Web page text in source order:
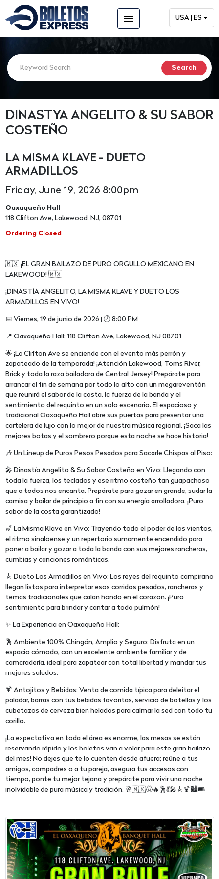
menu USA | ES
DINASTYA ANGELITO & SU SABOR
COSTEÑO
LA MISMA KLAVE - DUETO
ARMADILLOS
Friday, June 19, 2026 8:00pm
Oaxaqueño Hall
118 Clifton Ave, Lakewood, NJ, 08701
Ordering Closed
🇲🇽 ¡EL GRAN BAILAZO DE PURO ORGULLO MEXICANO EN
LAKEWOOD! 🇲🇽
¡DINASTÍA ANGELITO, LA MISMA KLAVE Y DUETO LOS
ARMADILLOS EN VIVO!
📅 Viernes, 19 de junio de 2026 | 🕗 8:00 PM
📍 Oaxaqueño Hall: 118 Clifton Ave, Lakewood, NJ 08701
🌟 ¡La Clifton Ave se enciende con el evento más perrón y
zapateado de la temporada! ¡Atención Lakewood, Toms River,
Brick y toda la raza bailadora de Central Jersey! Prepárate para
arrancar el fin de semana por todo lo alto con un megareventón
que reunirá el sabor de la costa, la fuerza de la banda y el
sentimiento del requinto en un solo escenario. El espacioso y
tradicional Oaxaqueño Hall abre sus puertas para presentar una
cartelera de lujo con lo mejor de nuestra música regional. ¡Saca las
mejores botas y el sombrero porque esta noche se hace historia!
🎶 Un Lineup de Puros Pesos Pesados para Sacarle Chispas al Piso:
🎤 Dinastía Angelito & Su Sabor Costeño en Vivo: Llegando con
toda la fuerza, los teclados y ese ritmo costeño tan guapachoso
que a todos nos encanta. Prepárate para gozar en grande, sudar la
camisa y bailar de principio a fin con su energía arrolladora. ¡Puro
sabor de la costa garantizado!
🎷 La Misma Klave en Vivo: Trayendo todo el poder de los vientos,
el ritmo sinaloense y un repertorio sumamente encendido para
poner a bailar y gozar a toda la banda con sus mejores rancheras,
cumbias y canciones románticas.
🎸 Dueto Los Armadillos en Vivo: Los reyes del requinto campirano
llegan listos para interpretar esos corridos pesados, rancheras y
temas tradicionales que calan hondo en el corazón. ¡Puro
sentimiento para brindar y cantar a todo pulmón!
✨ La Experiencia en Oaxaqueño Hall:
🕺 Ambiente 100% Chingón, Amplio y Seguro: Disfruta en un
espacio cómodo, con un excelente ambiente familiar y de
camaradería, ideal para zapatear con total libertad y mandar tus
mejores saludos.
🍹 Antojitos y Bebidas: Venta de comida típica para deleitar el
paladar, barras con tus bebidas favoritas, servicio de botellas y los
cubetazos de cerveza bien helados para calmar la sed con todo tu
corillo.
¡La expectativa en toda el área es enorme, las mesas se están
reservando rápido y los boletos van a volar para este gran bailazo
del mes! No dejes que te lo cuenten desde afuera; reúne a tus
amigos, compadres o a tu pareja, asegura tus accesos con
tiempo, ponte tu mejor tejana y prepárate para vivir una noche
inolvidable de pura música y tradición. 🥂🇲🇽🤠🔥🕺💃🎤🎸🍹🏙️🎟️